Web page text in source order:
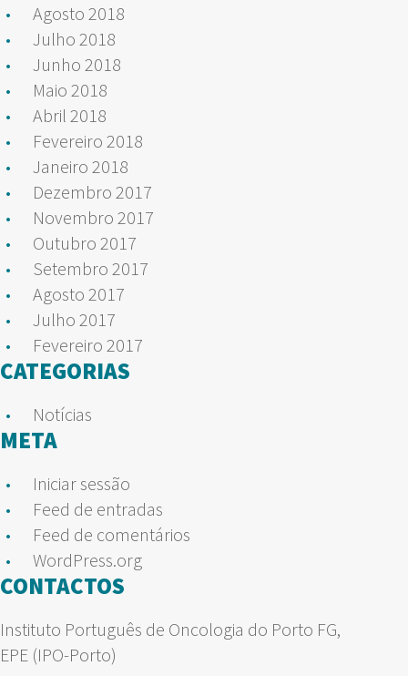
Agosto 2018
Julho 2018
Junho 2018
Maio 2018
Abril 2018
Fevereiro 2018
Janeiro 2018
Dezembro 2017
Novembro 2017
Outubro 2017
Setembro 2017
Agosto 2017
Julho 2017
Fevereiro 2017
CATEGORIAS
Notícias
META
Iniciar sessão
Feed de entradas
Feed de comentários
WordPress.org
CONTACTOS
Instituto Português de Oncologia do Porto FG,
EPE (IPO-Porto)